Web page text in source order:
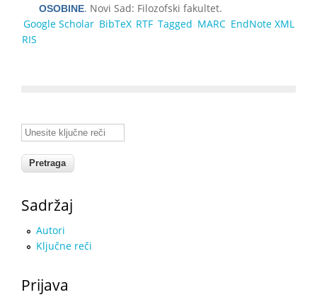
OSOBINE. Novi Sad: Filozofski fakultet.
Google Scholar BibTeX RTF Tagged MARC EndNote XML
RIS
Unesite ključne reči
Sadržaj
Autori
Ključne reči
Prijava